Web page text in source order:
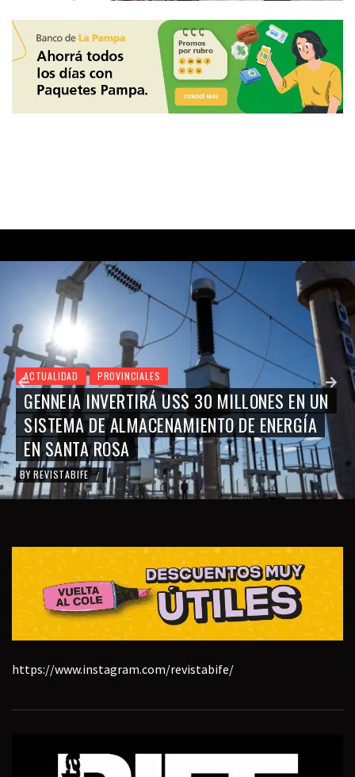
ACTUALIDAD PROVINCIALES
GENNEIA INVERTIRÁ US$ 30 MILLONES EN UN
SISTEMA DE ALMACENAMIENTO DE ENERGÍA
EN SANTA ROSA
BY REVISTABIFE /
https://www.instagram.com/revistabife/